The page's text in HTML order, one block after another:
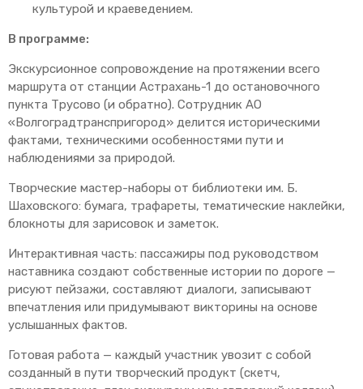
культурой и краеведением.
В программе:
Экскурсионное сопровождение на протяжении всего
маршрута от станции Астрахань-1 до остановочного
пункта Трусово (и обратно). Сотрудник АО
«Волгоградтранспригород» делится историческими
фактами, техническими особенностями пути и
наблюдениями за природой.
Творческие мастер-наборы от библиотеки им. Б.
Шаховского: бумага, трафареты, тематические наклейки,
блокноты для зарисовок и заметок.
Интерактивная часть: пассажиры под руководством
наставника создают собственные истории по дороге —
рисуют пейзажи, составляют диалоги, записывают
впечатления или придумывают викторины на основе
услышанных фактов.
Готовая работа — каждый участник увозит с собой
созданный в пути творческий продукт (скетч,